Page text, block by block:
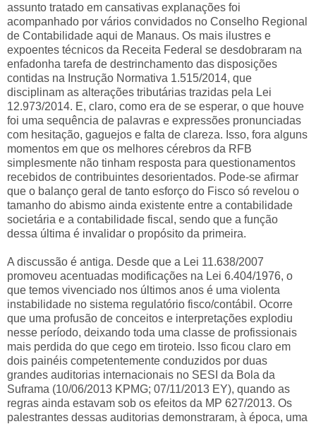
assunto tratado em cansativas explanações foi
acompanhado por vários convidados no Conselho Regional
de Contabilidade aqui de Manaus. Os mais ilustres e
expoentes técnicos da Receita Federal se desdobraram na
enfadonha tarefa de destrinchamento das disposições
contidas na Instrução Normativa 1.515/2014, que
disciplinam as alterações tributárias trazidas pela Lei
12.973/2014. E, claro, como era de se esperar, o que houve
foi uma sequência de palavras e expressões pronunciadas
com hesitação, gaguejos e falta de clareza. Isso, fora alguns
momentos em que os melhores cérebros da RFB
simplesmente não tinham resposta para questionamentos
recebidos de contribuintes desorientados. Pode-se afirmar
que o balanço geral de tanto esforço do Fisco só revelou o
tamanho do abismo ainda existente entre a contabilidade
societária e a contabilidade fiscal, sendo que a função
dessa última é invalidar o propósito da primeira.
A discussão é antiga. Desde que a Lei 11.638/2007
promoveu acentuadas modificações na Lei 6.404/1976, o
que temos vivenciado nos últimos anos é uma violenta
instabilidade no sistema regulatório fisco/contábil. Ocorre
que uma profusão de conceitos e interpretações explodiu
nesse período, deixando toda uma classe de profissionais
mais perdida do que cego em tiroteio. Isso ficou claro em
dois painéis competentemente conduzidos por duas
grandes auditorias internacionais no SESI da Bola da
Suframa (10/06/2013 KPMG; 07/11/2013 EY), quando as
regras ainda estavam sob os efeitos da MP 627/2013. Os
palestrantes dessas auditorias demonstraram, à época, uma